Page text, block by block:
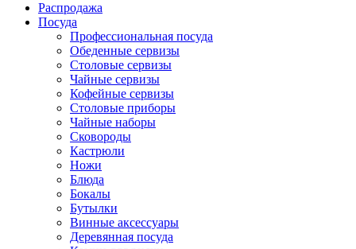
Распродажа
Посуда
Профессиональная посуда
Обеденные сервизы
Столовые сервизы
Чайные сервизы
Кофейные сервизы
Столовые приборы
Чайные наборы
Сковороды
Кастрюли
Ножи
Блюда
Бокалы
Бутылки
Винные аксессуары
Деревянная посуда